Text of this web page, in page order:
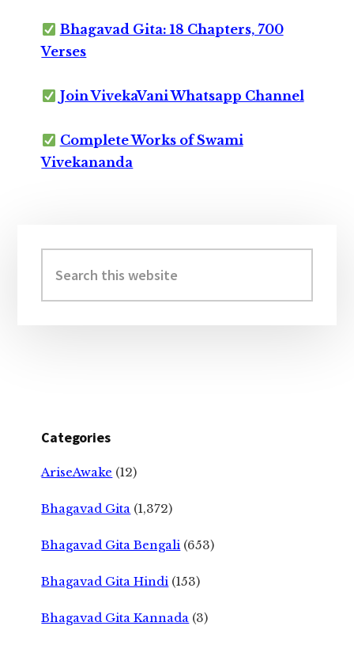
Bhagavad Gita: 18 Chapters, 700
Verses
Join VivekaVani Whatsapp Channel
Complete Works of Swami
Vivekananda
Sidebar
this
website
Categories
AriseAwake (12)
Bhagavad Gita (1,372)
Bhagavad Gita Bengali (653)
Bhagavad Gita Hindi (153)
Bhagavad Gita Kannada (3)